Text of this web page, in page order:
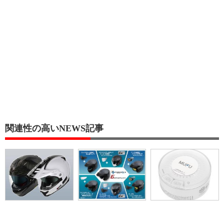
関連性の高いNEWS記事